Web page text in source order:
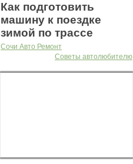
Как подготовить
машину к поездке
зимой по трассе
Сочи Авто Ремонт
Советы автолюбителю